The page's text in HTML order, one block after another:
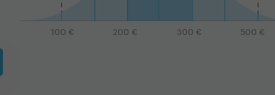
100 € 200 € 300 € 500 €